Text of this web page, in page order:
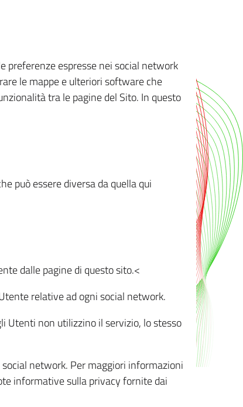
preferenze espresse nei social network
le mappe e ulteriori software che
tra le pagine del Sito. In questo
può essere diversa da quella qui
dalle pagine di questo sito.<
relative ad ogni social network.
Utenti non utilizzino il servizio, lo stesso
network. Per maggiori informazioni
informative sulla privacy fornite dai